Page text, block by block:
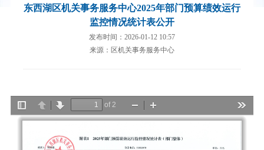
东西湖区机关事务服务中心2025年部门预算绩效运行
监控情况统计表公开
发布时间：2026-01-12 10:57
来源：区机关事务服务中心